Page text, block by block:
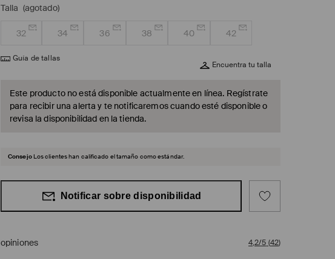
Talla (agotado)
32 34 36 38 40 42
Guía de tallas
Encuentra tu talla
Este producto no está disponible actualmente en línea. Regístrate
para recibir una alerta y te notificaremos cuando esté disponible o
revisa la disponibilidad en la tienda.
Consejo Los clientes han calificado el tamaño como estándar.
Notificar sobre disponibilidad
opiniones 4,2/5 (42)